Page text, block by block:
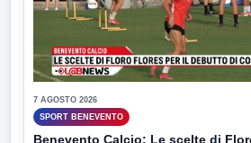
7 AGOSTO 2026
SPORT BENEVENTO
Benevento Calcio: Le scelte di